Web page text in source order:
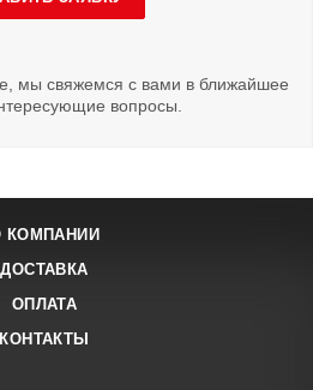
мы свяжемся с вами в ближайшее
вопросы.
КОМПАНИИ
ДОСТАВКА
ОПЛАТА
КОНТАКТЫ